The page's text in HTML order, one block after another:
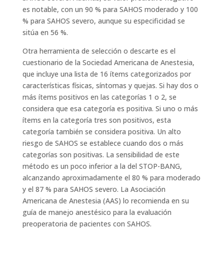
es notable, con un 90 % para SAHOS moderado y 100
% para SAHOS severo, aunque su especificidad se
sitúa en 56 %.
Otra herramienta de selección o descarte es el
cuestionario de la Sociedad Americana de Anestesia,
que incluye una lista de 16 ítems categorizados por
características físicas, síntomas y quejas. Si hay dos o
más ítems positivos en las categorías 1 o 2, se
considera que esa categoría es positiva. Si uno o más
ítems en la categoría tres son positivos, esta
categoría también se considera positiva. Un alto
riesgo de SAHOS se establece cuando dos o más
categorías son positivas. La sensibilidad de este
método es un poco inferior a la del STOP-BANG,
alcanzando aproximadamente el 80 % para moderado
y el 87 % para SAHOS severo. La Asociación
Americana de Anestesia (AAS) lo recomienda en su
guía de manejo anestésico para la evaluación
preoperatoria de pacientes con SAHOS.